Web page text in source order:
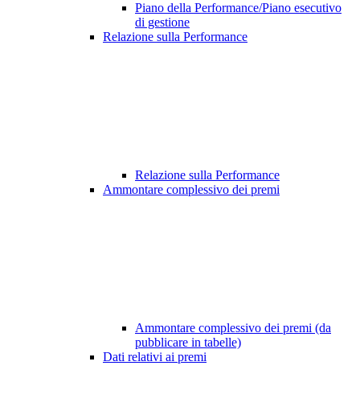
Piano della Performance/Piano esecutivo
di gestione
Relazione sulla Performance
Relazione sulla Performance
Ammontare complessivo dei premi
Ammontare complessivo dei premi (da
pubblicare in tabelle)
Dati relativi ai premi